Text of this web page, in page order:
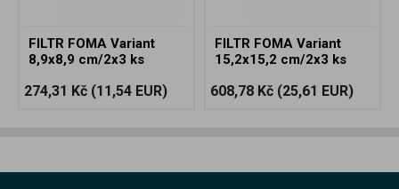
FILTR FOMA Variant
8,9x8,9 cm/2x3 ks
274,31 Kč (11,54 EUR)
FILTR FOMA Variant
15,2x15,2 cm/2x3 ks
608,78 Kč (25,61 EUR)